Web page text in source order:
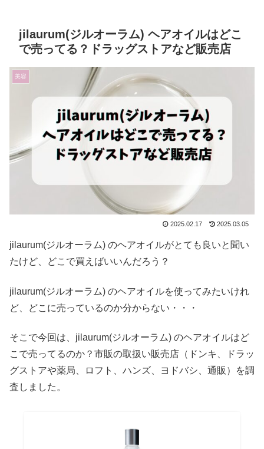
jilaurum(ジルオーラム) ヘアオイルはどこ
で売ってる？ドラッグストアなど販売店
美容
2025.02.17 2025.03.05
jilaurum(ジルオーラム) のヘアオイルがとても良いと聞い
たけど、どこで買えばいいんだろう？
jilaurum(ジルオーラム) のヘアオイルを使ってみたいけれ
ど、どこに売っているのか分からない・・・
そこで今回は、jilaurum(ジルオーラム) のヘアオイルはど
こで売ってるのか？市販の取扱い販売店（ドンキ、ドラッ
グストアや薬局、ロフト、ハンズ、ヨドバシ、通販）を調
査しました。